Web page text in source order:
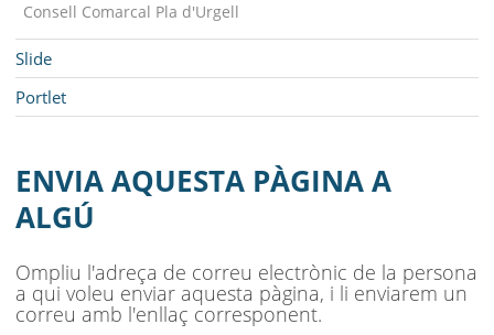
SEU ELECTRÒNICA
BELL-LLOC SOLUCIONA
Consell Comarcal Pla d'Urgell
Slide
Portlet
ENVIA AQUESTA PÀGINA A
ALGÚ
Ompliu l'adreça de correu electrònic de la persona
a qui voleu enviar aquesta pàgina, i li enviarem un
correu amb l'enllaç corresponent.